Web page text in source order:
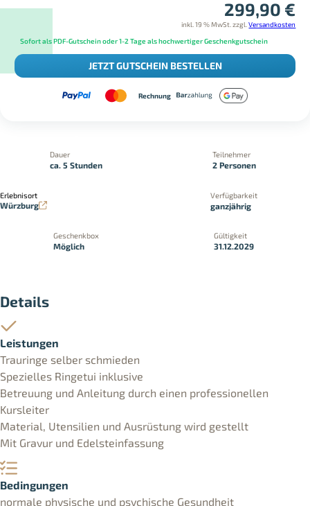
299,90 €
inkl. 19 % MwSt. zzgl.Versandkosten
Sofort als PDF-Gutschein oder 1-2 Tage als hochwertiger Geschenkgutschein
JETZT GUTSCHEIN BESTELLEN
Rechnung
Dauer
ca. 5 Stunden
Teilnehmer
2 Personen
Erlebnisort
Würzburg
Verfügbarkeit
ganzjährig
Geschenkbox
Möglich
Gültigkeit
31.12.2029
Details
Leistungen
Trauringe selber schmieden
Spezielles Ringetui inklusive
Betreuung und Anleitung durch einen professionellen
Kursleiter
Material, Utensilien und Ausrüstung wird gestellt
Mit Gravur und Edelsteinfassung
Bedingungen
normale physische und psychische Gesundheit